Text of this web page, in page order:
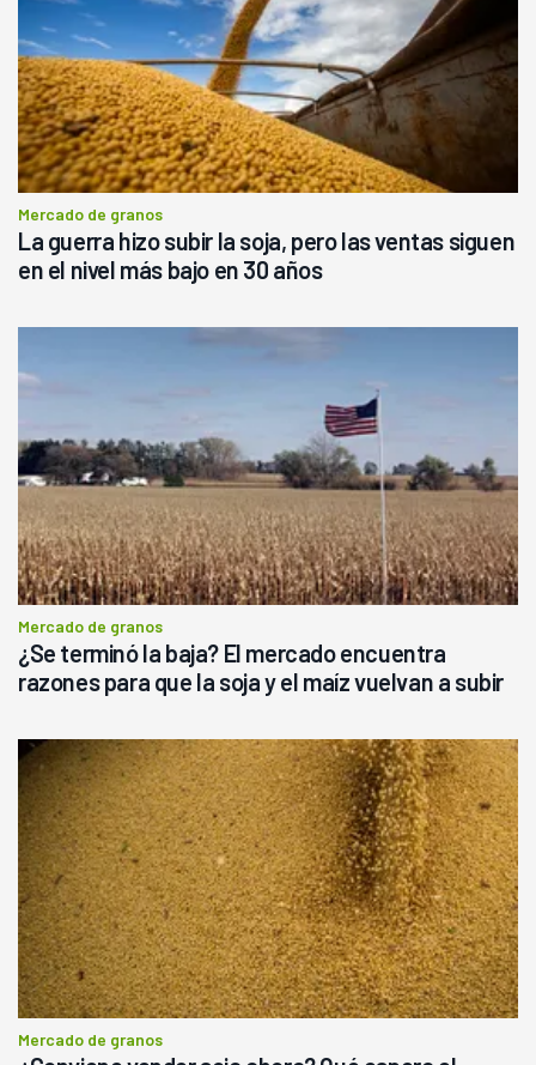
Mercado de granos
La guerra hizo subir la soja, pero las ventas siguen
en el nivel más bajo en 30 años
Mercado de granos
¿Se terminó la baja? El mercado encuentra
razones para que la soja y el maíz vuelvan a subir
Mercado de granos